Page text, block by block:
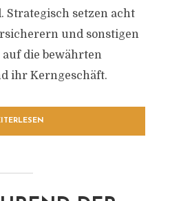
Strategisch setzen acht
und sonstigen
die bewährten
ihr Kerngeschäft.